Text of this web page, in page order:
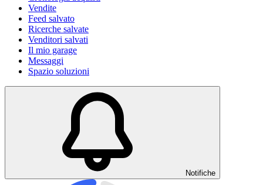
Vendite
Feed salvato
Ricerche salvate
Venditori salvati
Il mio garage
Messaggi
Spazio soluzioni
Notifiche